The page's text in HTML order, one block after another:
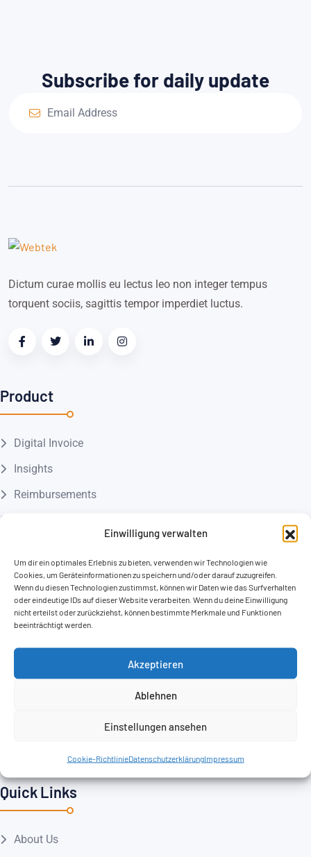
Einwilligung verwalten
Um dir ein optimales Erlebnis zu bieten, verwenden wir Technologien wie
Cookies, um Geräteinformationen zu speichern und/oder darauf zuzugreifen.
Wenn du diesen Technologien zustimmst, können wir Daten wie das Surfverhalten
oder eindeutige IDs auf dieser Website verarbeiten. Wenn du deine Einwilligung
nicht erteilst oder zurückziehst, können bestimmte Merkmale und Funktionen
beeinträchtigt werden.
Akzeptieren
Ablehnen
Einstellungen ansehen
Cookie-RichtlinieDatenschutzerklärungImpressum
Subscribe for daily update
Dictum curae mollis eu lectus leo non integer tempus
torquent sociis, sagittis tempor imperdiet luctus.
Product
Digital Invoice
Insights
Reimbursements
IT SERVICES
Quick Links
About Us